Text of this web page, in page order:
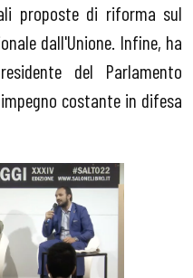
proposte di riforma sul
dall'Unione. Infine, ha
del Parlamento
costante in difesa